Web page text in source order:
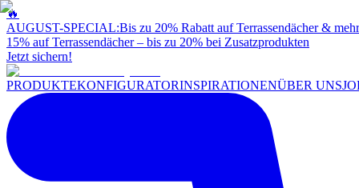
🔥
AUGUST-SPECIAL:Bis zu 20% Rabatt auf Terrassendächer & mehr
15% auf Terrassendächer – bis zu 20% bei Zusatzprodukten
Jetzt sichern!
PRODUKTEKONFIGURATORINSPIRATIONENÜBER UNS